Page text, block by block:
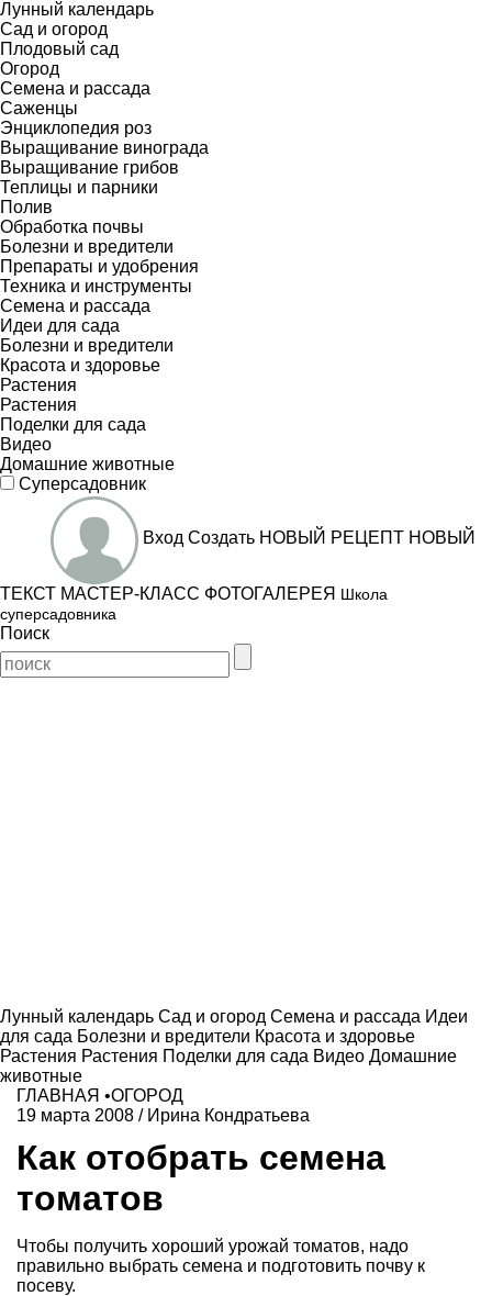
Лунный календарь
Сад и огород
Плодовый сад
Огород
Семена и рассада
Саженцы
Энциклопедия роз
Выращивание винограда
Выращивание грибов
Теплицы и парники
Полив
Обработка почвы
Болезни и вредители
Препараты и удобрения
Техника и инструменты
Семена и рассада
Идеи для сада
Болезни и вредители
Красота и здоровье
Растения
Растения
Поделки для сада
Видео
Домашние животные
Суперсадовник
Вход Создать НОВЫЙ РЕЦЕПТ НОВЫЙ
ТЕКСТ МАСТЕР-КЛАСС ФОТОГАЛЕРЕЯ Школа
суперсадовника
Поиск
Лунный календарь Сад и огород Семена и рассада Идеи
для сада Болезни и вредители Красота и здоровье
Растения Растения Поделки для сада Видео Домашние
животные
ГЛАВНАЯ •ОГОРОД
19 марта 2008 / Ирина Кондратьева
Как отобрать семена
томатов
Чтобы получить хороший урожай томатов, надо
правильно выбрать семена и подготовить почву к
посеву.